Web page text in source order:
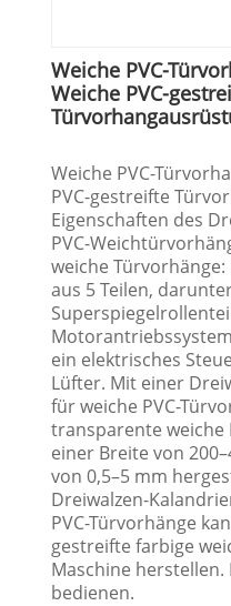
Weiche PVC-
Weiche PVC-
Weiche PVC-
PVC-gestreifte
Eigenschaften des
PVC-
weiche
aus 5 Teilen,
ein elektrisches
Lüfter. Mit einer
für weiche PVC-
transparente weiche
einer Breite von
von 0,5–5 mm
Dreiwalzen-
PVC-Türvorhänge
gestreifte farbige
Maschine herstellen.
bedienen.